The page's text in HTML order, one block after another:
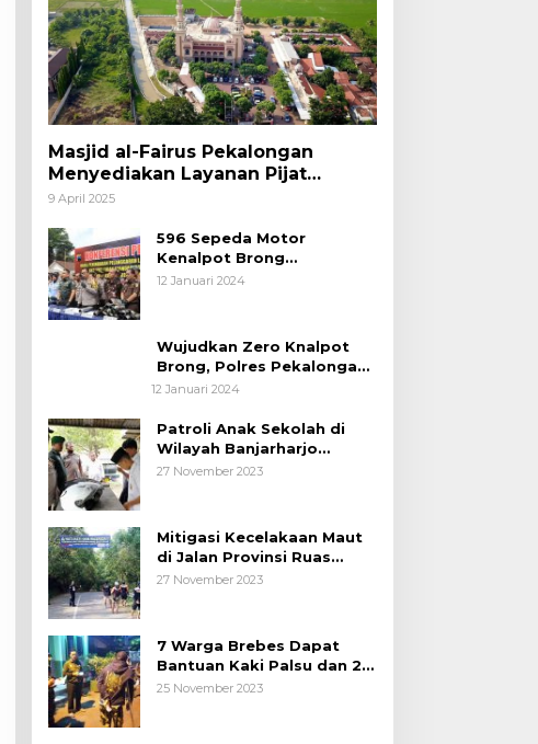
Masjid al-Fairus Pekalongan
Menyediakan Layanan Pijat
hingga Potong Rambut Gratis bagi
9 April 2025
596 Sepeda Motor
Kenalpot Brong
Diamankan Polres
12 Januari 2024
Wujudkan Zero Knalpot
Brong, Polres Pekalongan
Kota Berikan Edukasi
12 Januari 2024
Patroli Anak Sekolah di
Wilayah Banjarharjo
Brebes
27 November 2023
Mitigasi Kecelakaan Maut
di Jalan Provinsi Ruas
Banjarharjo-Salem
27 November 2023
7 Warga Brebes Dapat
Bantuan Kaki Palsu dan 2
Operasi Bibir Sumbing
25 November 2023